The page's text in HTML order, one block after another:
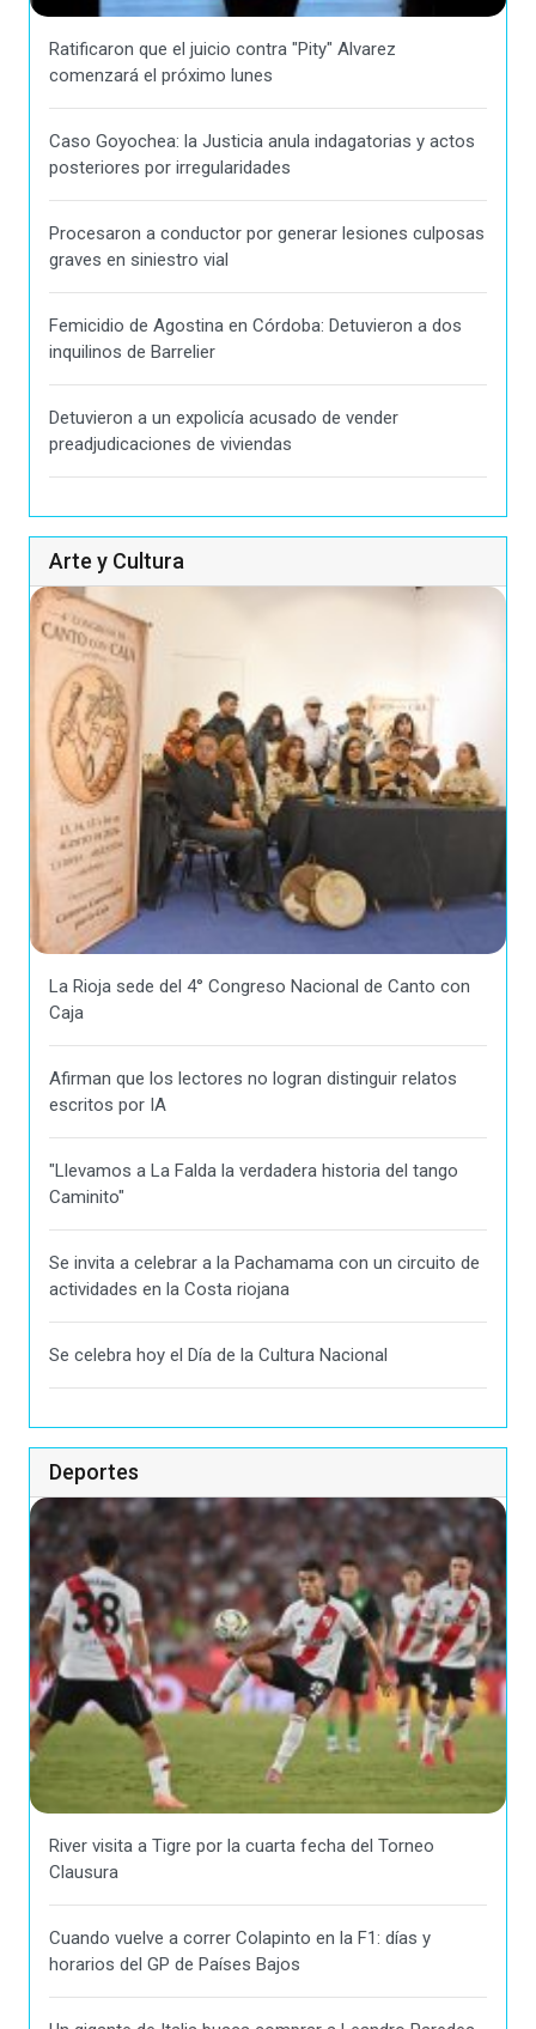
Ratificaron que el juicio contra "Pity" Alvarez
comenzará el próximo lunes
Caso Goyochea: la Justicia anula indagatorias y actos
posteriores por irregularidades
Procesaron a conductor por generar lesiones culposas
graves en siniestro vial
Femicidio de Agostina en Córdoba: Detuvieron a dos
inquilinos de Barrelier
Detuvieron a un expolicía acusado de vender
preadjudicaciones de viviendas
Arte y Cultura
La Rioja sede del 4° Congreso Nacional de Canto con
Caja
Afirman que los lectores no logran distinguir relatos
escritos por IA
"Llevamos a La Falda la verdadera historia del tango
Caminito"
Se invita a celebrar a la Pachamama con un circuito de
actividades en la Costa riojana
Se celebra hoy el Día de la Cultura Nacional
Deportes
River visita a Tigre por la cuarta fecha del Torneo
Clausura
Cuando vuelve a correr Colapinto en la F1: días y
horarios del GP de Países Bajos